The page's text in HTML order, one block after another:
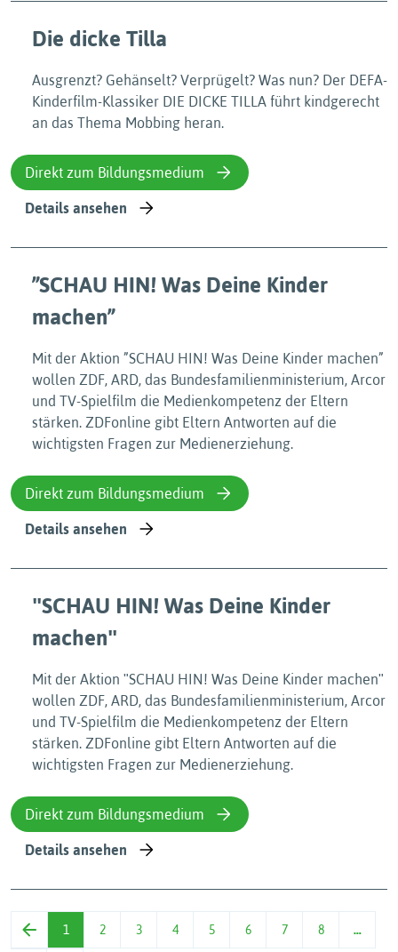
Die dicke Tilla
Ausgrenzt? Gehänselt? Verprügelt? Was nun? Der DEFA-
Kinderfilm-Klassiker DIE DICKE TILLA führt kindgerecht
an das Thema Mobbing heran.
Direkt zum Bildungsmedium
Details ansehen
”SCHAU HIN! Was Deine Kinder
machen”
Mit der Aktion ”SCHAU HIN! Was Deine Kinder machen”
wollen ZDF, ARD, das Bundesfamilienministerium, Arcor
und TV-Spielfilm die Medienkompetenz der Eltern
stärken. ZDFonline gibt Eltern Antworten auf die
wichtigsten Fragen zur Medienerziehung.
Direkt zum Bildungsmedium
Details ansehen
ʺSCHAU HIN! Was Deine Kinder
machenʺ
Mit der Aktion ʺSCHAU HIN! Was Deine Kinder machenʺ
wollen ZDF, ARD, das Bundesfamilienministerium, Arcor
und TV-Spielfilm die Medienkompetenz der Eltern
stärken. ZDFonline gibt Eltern Antworten auf die
wichtigsten Fragen zur Medienerziehung.
Direkt zum Bildungsmedium
Details ansehen
1 2 3 4 5 6 7 8 …